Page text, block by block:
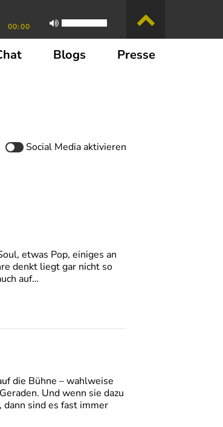
00:00
Blogs Presse
Social Mediaaktivieren
etwas Pop, einiges an
denkt liegt gar nicht so
auf…
die Bühne – wahlweise
Und wenn sie dazu
sind es fast immer